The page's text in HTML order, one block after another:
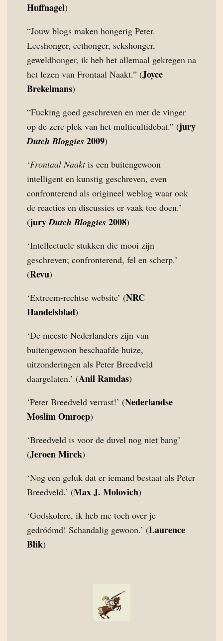
Huffnagel)
“Jouw blogs maken hongerig Peter.
Leeshonger, eethonger, sekshonger,
geweldhonger, ik heb het allemaal gekregen na
het lezen van Frontaal Naakt.” (Joyce
Brekelmans)
“Fucking goed geschreven en met de vinger
op de zere plek van het multicultidebat.” (jury
Dutch Bloggies 2009)
‘Frontaal Naaktis een buitengewoon
intelligent en kunstig geschreven, even
confronterend als origineel weblog waar ook
de reacties en discussies er vaak toe doen.’
(juryDutch Bloggies 2008)
‘Intellectuele stukken die mooi zijn
geschreven; confronterend, fel en scherp.’
(Revu)
‘Extreem-rechtse website’ (NRC
Handelsblad)
‘De meeste Nederlanders zijn van
buitengewoon beschaafde huize,
uitzonderingen als Peter Breedveld
daargelaten.’ (Anil Ramdas)
‘Peter Breedveld verrast!’ (Nederlandse
Moslim Omroep)
‘Breedveld is voor de duvel nog niet bang’
(Jeroen Mirck)
‘Nog een geluk dat er iemand bestaat als Peter
Breedveld.’ (Max J. Molovich)
‘Godskolere, ik heb me toch over je
gedróómd! Schandalig gewoon.’ (Laurence
Blik)